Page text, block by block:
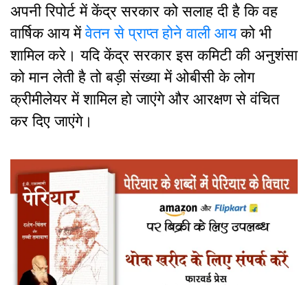
अपनी रिपोर्ट में केंद्र सरकार को सलाह दी है कि वह
वार्षिक आय मेंवेतन से प्राप्त होने वाली आयको भी
शामिल करे। यदि केंद्र सरकार इस कमिटी की अनुशंसा
को मान लेती है तो बड़ी संख्या में ओबीसी के लोग
क्रीमीलेयर में शामिल हो जाएंगे और आरक्षण से वंचित
कर दिए जाएंगे।